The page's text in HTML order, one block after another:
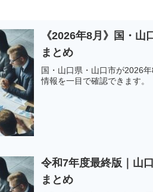
《2026年8月》国・
まとめ
国・山口県・山口市が2026
情報を一目で確認できます。
令和7年度最終版｜山
まとめ